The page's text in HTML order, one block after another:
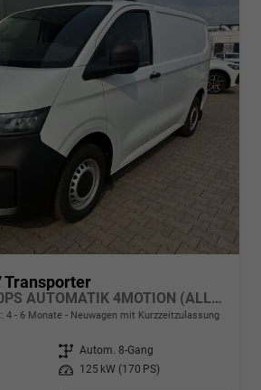
Transporter
Basis 2.0 TDI 170PS AUTOMATIK 4MOTION (ALLRAD) kurzer Radstand, Parksensoren hinten, Tempomat, Zentralverriegelung + Keyless Start, Radio 13" Wireless App-Connect, Schiebetüre rechts, Heckklappe
4 - 6 Monate Neuwagen mit Kurzzeitzulassung
Getriebe Autom. 8-Gang
Leistung 125 kW (170 PS)